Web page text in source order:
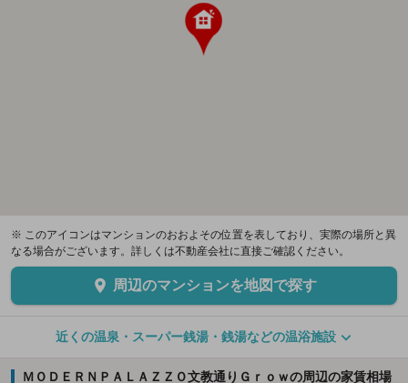
※ このアイコンはマンションのおおよその位置を表しており、実際の場所と異
なる場合がございます。詳しくは不動産会社に直接ご確認ください。
周辺のマンションを地図で探す
近くの温泉・スーパー銭湯・銭湯などの温浴施設
ＭＯＤＥＲＮＰＡＬＡＺＺＯ文教通りＧｒｏｗの周辺の家賃相場